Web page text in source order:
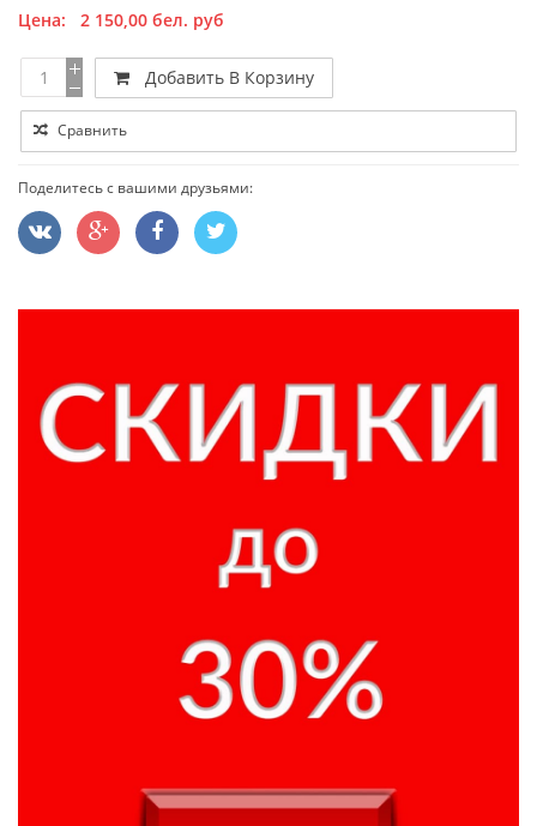
Цена: 2 150,00 бел. руб
Добавить В Корзину
Сравнить
Поделитесь с вашими друзьями: